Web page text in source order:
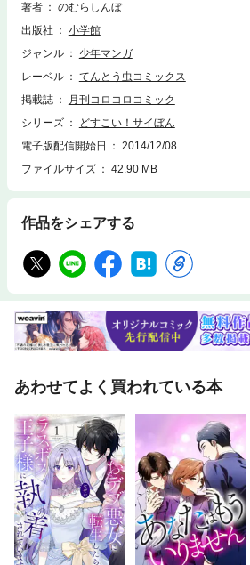
著者
のむらしんぼ
出版社
小学館
ジャンル
少年マンガ
レーベル
てんとう虫コミックス
掲載誌
月刊コロコロコミック
シリーズ
どすこい！サイぼん
電子版配信開始日
2014/12/08
ファイルサイズ
42.90 MB
作品をシェアする
あわせてよく買われている本